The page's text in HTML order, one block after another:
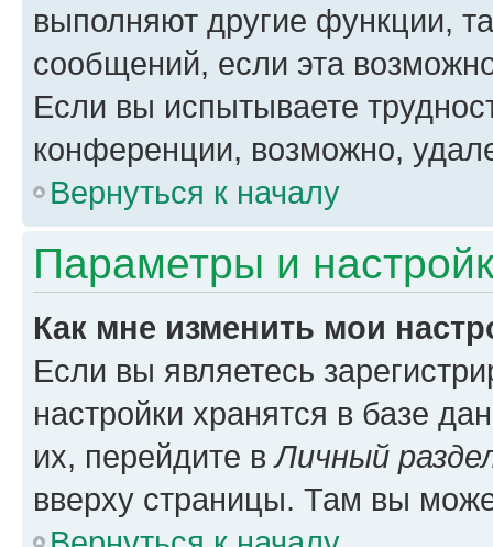
выполняют другие функции,
сообщений, если эта
Если вы испытываете
конференции, возможно,
Вернуться к началу
Параметры и
Как мне изменить мои
Если вы являетесь
настройки хранятся в базе
их, перейдите вЛичный
вверху страницы. Там вы